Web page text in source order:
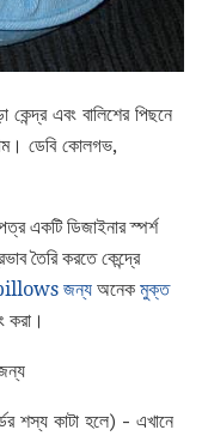
এবং বালিশের পিছনে
ডেবি কোলগভ,
একটি ডিজাইনার স্পর্শ
তৈরি করতে কেন্দ্রে
pillows জন্য অনেক মুক্ত
করা।
শস্য কাটা হলে) - এখানে